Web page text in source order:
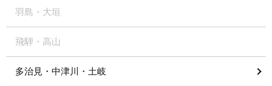
羽島・大垣
飛騨・高山
多治見・中津川・土岐